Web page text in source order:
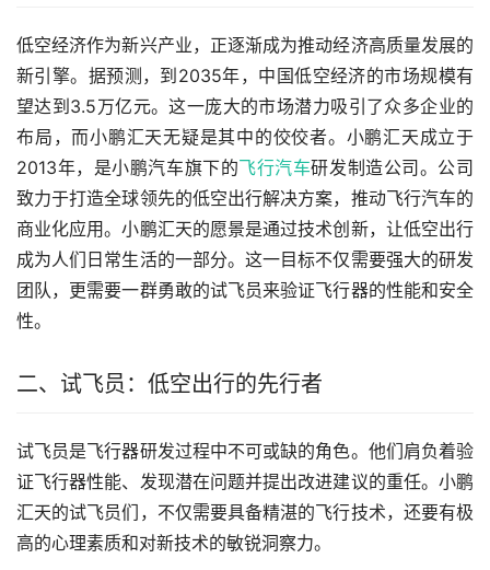
低空经济作为新兴产业，正逐渐成为推动经济高质量发展的
新引擎。据预测，到2035年，中国低空经济的市场规模有
望达到3.5万亿元。这一庞大的市场潜力吸引了众多企业的
布局，而小鹏汇天无疑是其中的佼佼者。小鹏汇天成立于
2013年，是小鹏汽车旗下的飞行汽车研发制造公司。公司
致力于打造全球领先的低空出行解决方案，推动飞行汽车的
商业化应用。小鹏汇天的愿景是通过技术创新，让低空出行
成为人们日常生活的一部分。这一目标不仅需要强大的研发
团队，更需要一群勇敢的试飞员来验证飞行器的性能和安全
性。
二、试飞员：低空出行的先行者
试飞员是飞行器研发过程中不可或缺的角色。他们肩负着验
证飞行器性能、发现潜在问题并提出改进建议的重任。小鹏
汇天的试飞员们，不仅需要具备精湛的飞行技术，还要有极
高的心理素质和对新技术的敏锐洞察力。